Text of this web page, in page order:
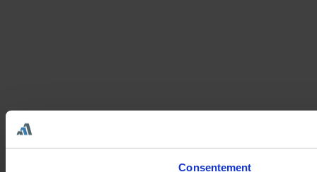
Consentement